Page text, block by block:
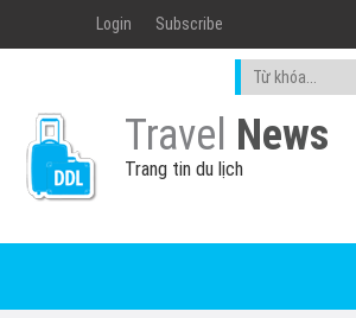
Login Subscribe
Travel News
Trang tin du lịch